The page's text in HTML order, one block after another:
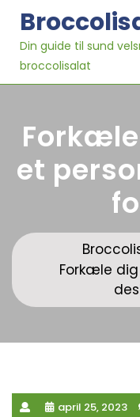
content
Din guide til sund
broccolisalat
et
Forkæle
april 25, 2023